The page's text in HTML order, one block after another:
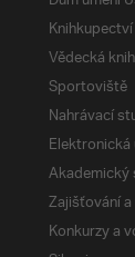
Knihkupectví
Vědecká
Sportoviště
Nahrávací
Akademický
Zajišťování
Konkurzy a